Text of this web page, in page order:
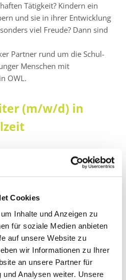
Cookies
Inhalte und Anzeigen zu
für soziale Medien anbieten
auf unsere Website zu
wir Informationen zu Ihrer
an unsere Partner für
Analysen weiter. Unsere
Tätigkeit? Kindern ein
und sie in ihrer Entwicklung
viel Freude? Dann sind
Partner rund um die Schul-
Menschen mit
OWL.
(m/w/d) in
Zahlung eines Festgehalts
(E-
durch unsere pädagogischen